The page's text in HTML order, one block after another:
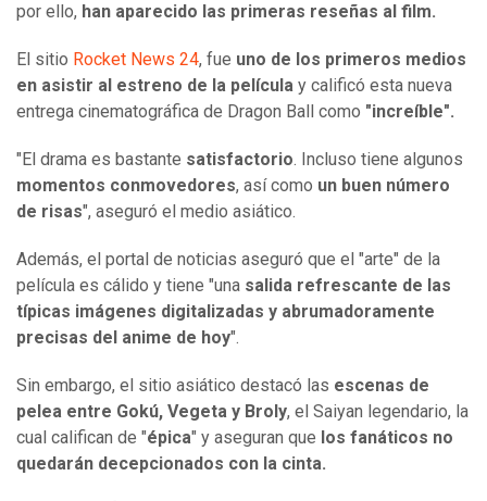
por ello, han aparecido las primeras reseñas al film.
El sitio Rocket News 24, fue uno de los primeros medios
en asistir al estreno de la película y calificó esta nueva
entrega cinematográfica de Dragon Ball como "increíble".
"El drama es bastante satisfactorio. Incluso tiene algunos
momentos conmovedores, así como un buen número
de risas", aseguró el medio asiático.
Además, el portal de noticias aseguró que el "arte" de la
película es cálido y tiene "una salida refrescante de las
típicas imágenes digitalizadas y abrumadoramente
precisas del anime de hoy".
Sin embargo, el sitio asiático destacó las escenas de
pelea entre Gokú, Vegeta y Broly, el Saiyan legendario, la
cual califican de "épica" y aseguran que los fanáticos no
quedarán decepcionados con la cinta.